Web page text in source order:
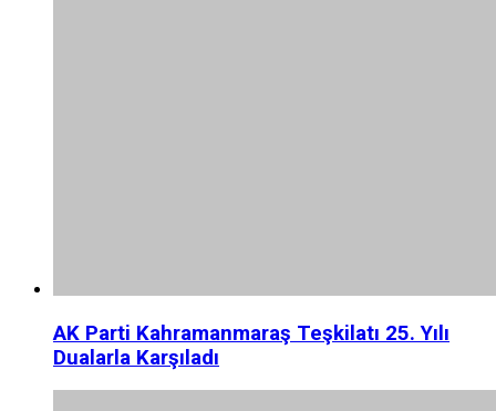
AK Parti Kahramanmaraş Teşkilatı 25. Yılı
Dualarla Karşıladı